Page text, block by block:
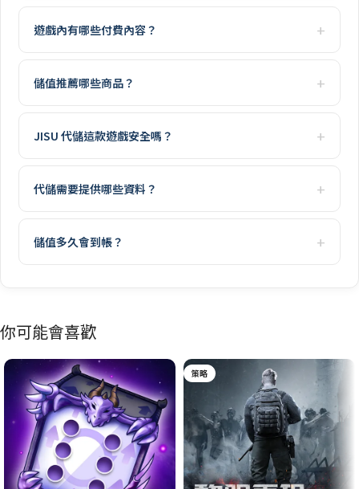
遊戲內有哪些付費內容？
儲值推薦哪些商品？
JISU 代儲這款遊戲安全嗎？
代儲需要提供哪些資料？
儲值多久會到帳？
你可能會喜歡
策略